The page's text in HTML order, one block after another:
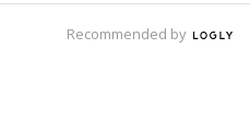
Recommended by